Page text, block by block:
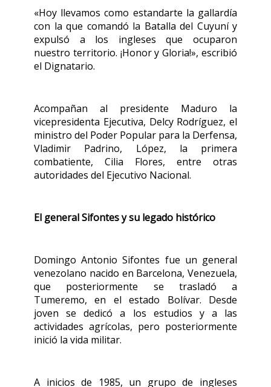
«Hoy llevamos como estandarte la gallardía
con la que comandó la Batalla del Cuyuní y
expulsó a los ingleses que ocuparon
nuestro territorio. ¡Honor y Gloria!», escribió
el Dignatario.
Acompañan al presidente Maduro la
vicepresidenta Ejecutiva, Delcy Rodríguez, el
ministro del Poder Popular para la Derfensa,
Vladimir Padrino, López, la primera
combatiente, Cilia Flores, entre otras
autoridades del Ejecutivo Nacional.
El general Sifontes y su legado histórico
Domingo Antonio Sifontes fue un general
venezolano nacido en Barcelona, Venezuela,
que posteriormente se trasladó a
Tumeremo, en el estado Bolívar. Desde
joven se dedicó a los estudios y a las
actividades agrícolas, pero posteriormente
inició la vida militar.
A inicios de 1985, un grupo de ingleses